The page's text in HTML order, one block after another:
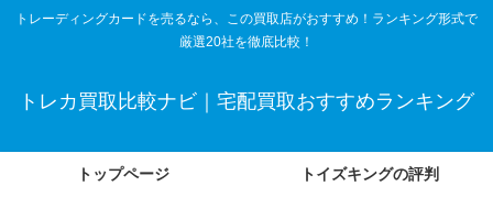
トレーディングカードを売るなら、この買取店がおすすめ！ランキング形式で
厳選20社を徹底比較！
トレカ買取比較ナビ｜宅配買取おすすめランキング
トップページ トイズキングの評判